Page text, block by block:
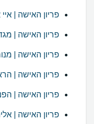
פריון האישה | איי
פריון האישה |
פריון האישה |
פריון האישה |
פריון האישה |
פריון האישה |